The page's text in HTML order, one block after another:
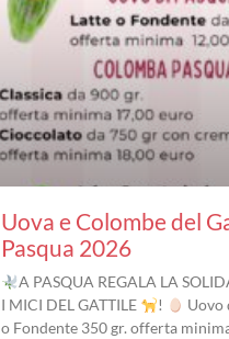
Uova e Colombe del
Pasqua 2026
A PASQUA REGALA LA
I MICI DEL GATTILE
!
Uovo
o Fondente 350 gr. offerta